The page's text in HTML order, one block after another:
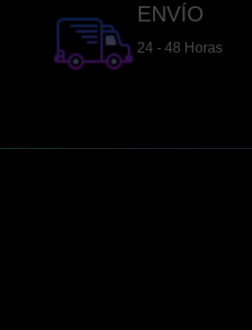
ENVÍO
24 - 48 Horas